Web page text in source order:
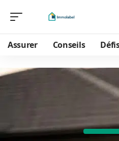
Assurer Conseils